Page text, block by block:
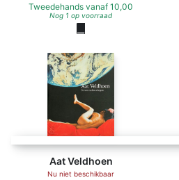
Tweedehands vanaf 10,00
Nog 1 op voorraad
Aat Veldhoen
Nu niet beschikbaar